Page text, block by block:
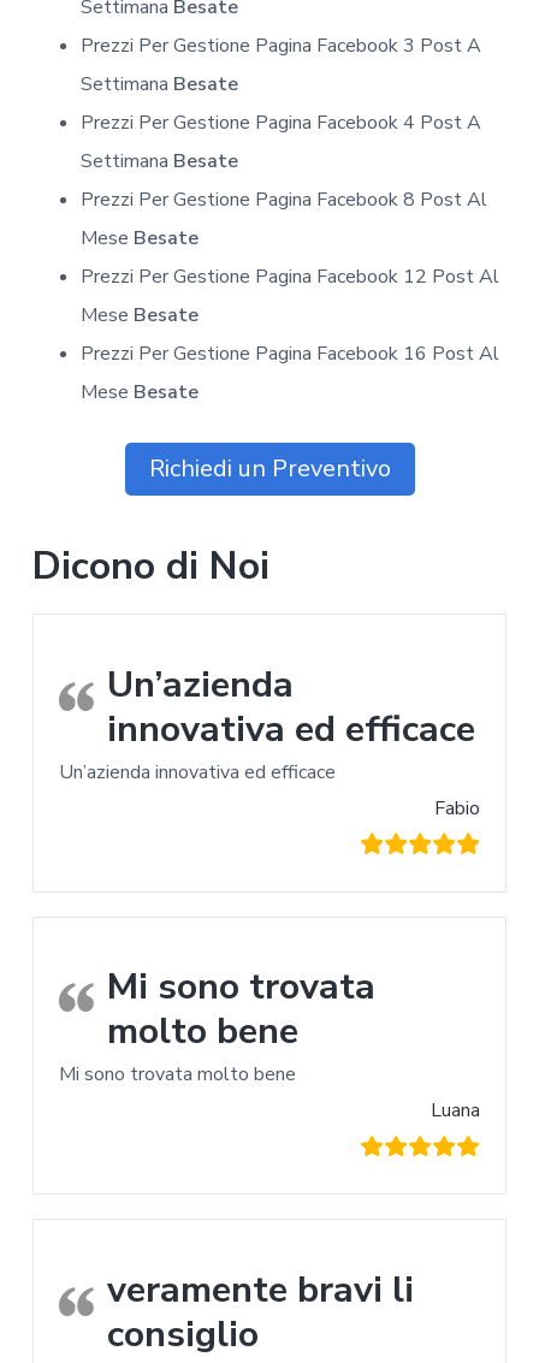
Settimana Besate
Prezzi Per Gestione Pagina Facebook 3 Post A
Settimana Besate
Prezzi Per Gestione Pagina Facebook 4 Post A
Settimana Besate
Prezzi Per Gestione Pagina Facebook 8 Post Al
Mese Besate
Prezzi Per Gestione Pagina Facebook 12 Post Al
Mese Besate
Prezzi Per Gestione Pagina Facebook 16 Post Al
Mese Besate
Richiedi un Preventivo
Dicono di Noi
Un’azienda
innovativa ed efficace
Un’azienda innovativa ed efficace
Fabio
Mi sono trovata
molto bene
Mi sono trovata molto bene
Luana
veramente bravi li
consiglio